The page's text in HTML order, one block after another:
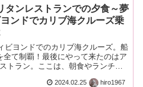
タンレストランでの夕食～夢
ンドでカリブ海クルーズ乗
ビヨンドでのカリブ海クルーズ。船
て制覇！最後にやって来たのはア
トラン。ここは、朝食やランチで
2024.02.25 hiro1967